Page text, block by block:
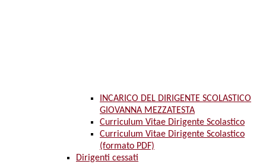
INCARICO DEL DIRIGENTE SCOLASTICO
GIOVANNA MEZZATESTA
Curriculum Vitae Dirigente Scolastico
Curriculum Vitae Dirigente Scolastico
(formato PDF)
Dirigenti cessati